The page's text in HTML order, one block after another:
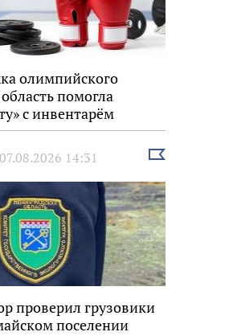
олимпийского
помогла
с инвентарём
07.08.2026 14:31
Выбрать
проверил грузовики
поселении